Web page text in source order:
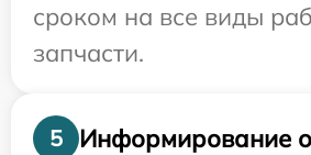
сроком на все виды
запчасти.
5
Информирование о